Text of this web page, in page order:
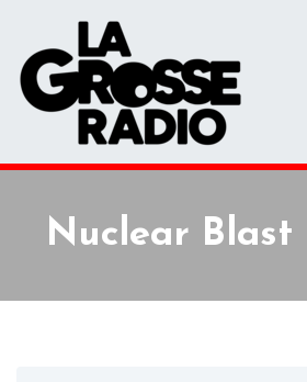
Nuclear Blast